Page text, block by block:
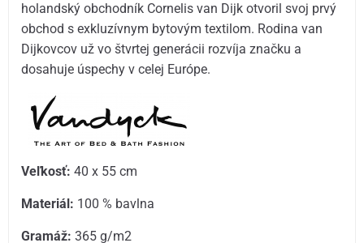
holandský obchodník Cornelis van Dijk otvoril svoj prvý
obchod s exkluzívnym bytovým textilom. Rodina van
Dijkovcov už vo štvrtej generácii rozvíja značku a
dosahuje úspechy v celej Európe.
Veľkosť: 40 x 55 cm
Materiál: 100 % bavlna
Gramáž: 365 g/m2